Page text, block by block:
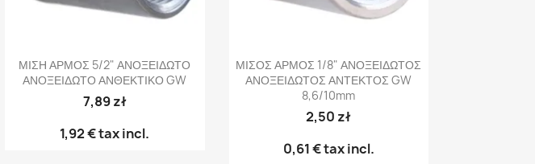
Γρήγορη προβολή
ΜΙΣΗ ΑΡΜΟΣ 5/2" ΑΝΟΞΕΙΔΩΤΟ
ΑΝΟΞΕΙΔΩΤΟ ΑΝΘΕΚΤΙΚΟ GW
7,89 zł
1,92 €tax incl.
Γρήγορη προβολή
ΜΙΣΟΣ ΑΡΜΟΣ 1/8" ΑΝΟΞΕΙΔΩΤΟΣ
ΑΝΟΞΕΙΔΩΤΟΣ ΑΝΤΕΚΤΟΣ GW
8,6/10mm
2,50 zł
0,61 €tax incl.